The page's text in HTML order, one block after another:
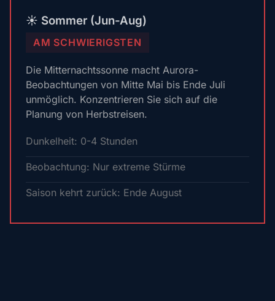
☀️ Sommer (Jun-Aug)
AM SCHWIERIGSTEN
Die Mitternachtssonne macht Aurora-
Beobachtungen von Mitte Mai bis Ende Juli
unmöglich. Konzentrieren Sie sich auf die
Planung von Herbstreisen.
Dunkelheit: 0-4 Stunden
Beobachtung: Nur extreme Stürme
Saison kehrt zurück: Ende August